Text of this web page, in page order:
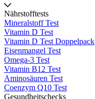
Nährstofftests
Mineralstoff Test
Vitamin D Test
Vitamin D Test Doppelpack
Eisenmangel Test
Omega-3 Test
Vitamin B12 Test
Aminosäuren Test
Coenzym Q10 Test
Gesundheitschecks